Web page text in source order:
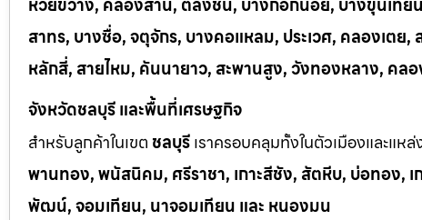
ห้วยขวาง, คลองสาน, ตลิ่งชัน, บางกอกน้อย, บางขุนเที
สาทร, บางซื่อ, จตุจักร, บางคอแหลม, ประเวศ, คลองเต
หลักสี่, สายไหม, คันนายาว, สะพานสูง, วังทองหลาง, ค
จังหวัดชลบุรี และพื้นที่เศรษฐกิจ
สำหรับลูกค้าในเขต ชลบุรีเราครอบคลุมทั้งในตัวเมืองและแหล่
พานทอง, พนัสนิคม, ศรีราชา, เกาะสีชัง, สัตหีบ, บ่อทอง,
พัฒน์, จอมเทียน, นาจอมเทียน และ หนองมน